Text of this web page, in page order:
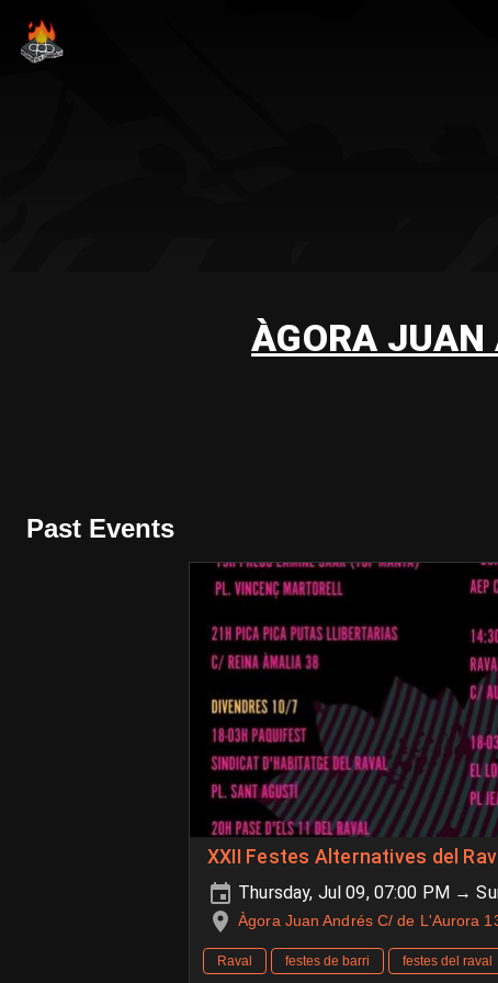
ÀGORA JUAN
Past Events
XXII Festes Alternatives del
Thursday, Jul 09, 07:00 PM →
Àgora Juan Andrés C/ de L'Aurora
Raval festes de barri festes del raval